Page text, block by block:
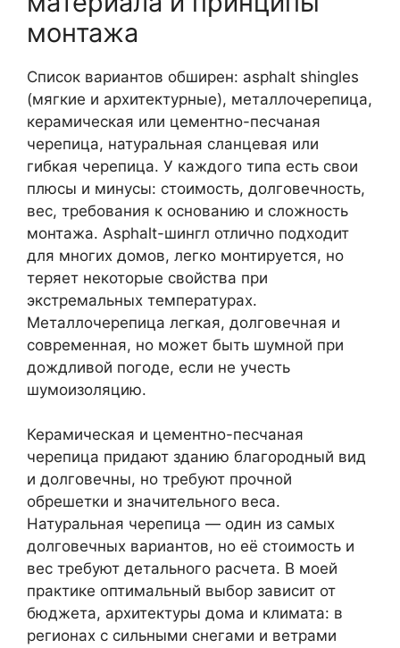
монтажа
Список вариантов обширен: asphalt shingles
(мягкие и архитектурные), металлочерепица,
керамическая или цементно-песчаная
черепица, натуральная сланцевая или
гибкая черепица. У каждого типа есть свои
плюсы и минусы: стоимость, долговечность,
вес, требования к основанию и сложность
монтажа. Asphalt-шингл отлично подходит
для многих домов, легко монтируется, но
теряет некоторые свойства при
экстремальных температурах.
Металлочерепица легкая, долговечная и
современная, но может быть шумной при
дождливой погоде, если не учесть
шумоизоляцию.
Керамическая и цементно-песчаная
черепица придают зданию благородный вид
и долговечны, но требуют прочной
обрешетки и значительного веса.
Натуральная черепица — один из самых
долговечных вариантов, но её стоимость и
вес требуют детального расчета. В моей
практике оптимальный выбор зависит от
бюджета, архитектуры дома и климата: в
регионах с сильными снегами и ветрами